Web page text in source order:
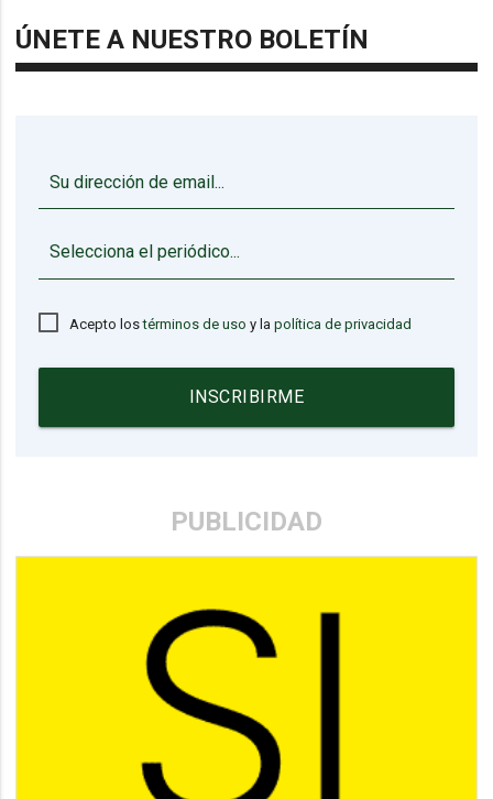
ÚNETE A NUESTRO BOLETÍN
Acepto lostérminos de uso y lapolítica de privacidad
INSCRIBIRME
PUBLICIDAD